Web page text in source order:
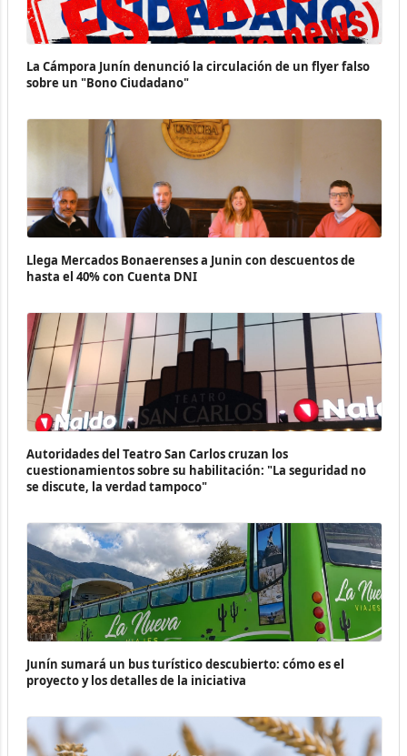
La Cámpora Junín denunció la circulación de un flyer falso
sobre un "Bono Ciudadano"
Llega Mercados Bonaerenses a Junin con descuentos de
hasta el 40% con Cuenta DNI
Autoridades del Teatro San Carlos cruzan los
cuestionamientos sobre su habilitación: "La seguridad no
se discute, la verdad tampoco"
Junín sumará un bus turístico descubierto: cómo es el
proyecto y los detalles de la iniciativa